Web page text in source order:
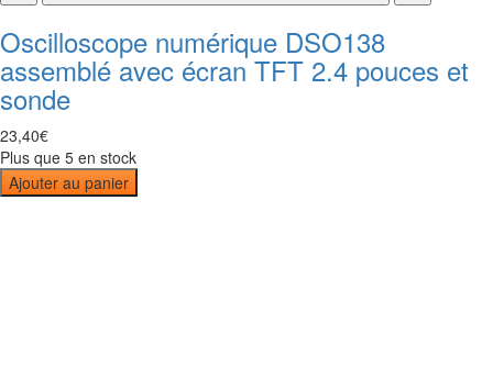
Oscilloscope numérique DSO138
assemblé avec écran TFT 2.4 pouces et
sonde
23,40€
Plus que 5 en stock
Ajouter au panier